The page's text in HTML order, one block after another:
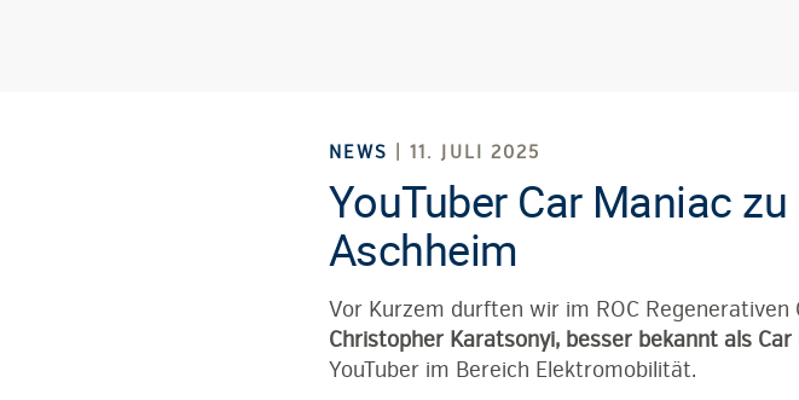
NEWS | 11. JULI 2025
YouTuber Car Maniac
Aschheim
Vor Kurzem durften wir im ROC
Christopher Karatsonyi, besser bekannt als Car
YouTuber im Bereich Elektromobilität.